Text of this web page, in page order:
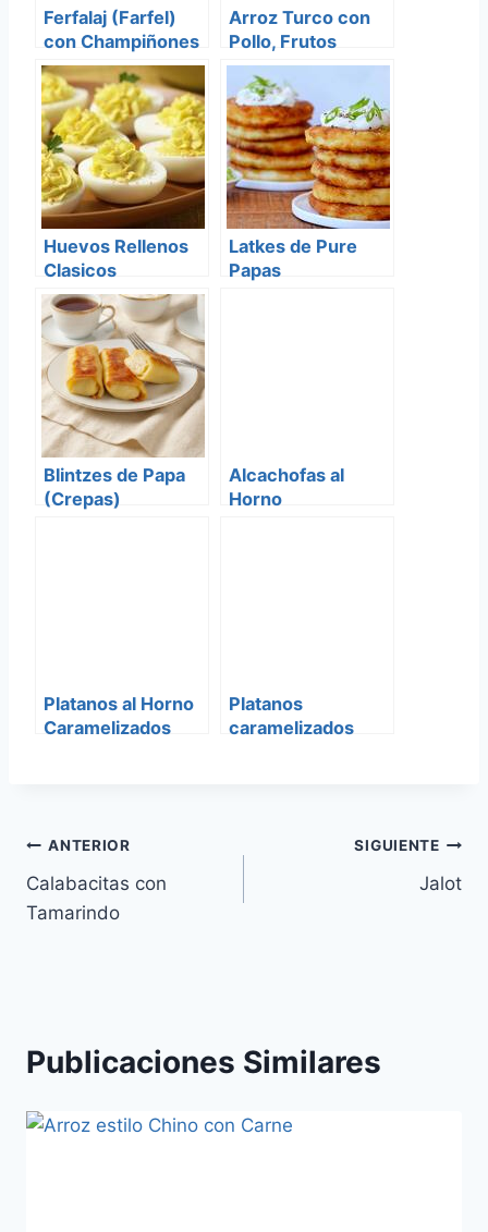
Ferfalaj (Farfel)
con Champiñones
(Orzo)
Arroz Turco con
Pollo, Frutos
Secos y Especies
Huevos Rellenos
Clasicos
Latkes de Pure
Papas
Blintzes de Papa
(Crepas)
Alcachofas al
Horno
Platanos al Horno
Caramelizados
Platanos
caramelizados
Navegación
de
ANTERIOR
Calabacitas con
Tamarindo
SIGUIENTE
Jalot
Publicaciones Similares